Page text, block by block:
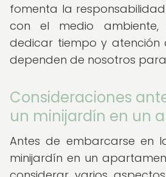
fomenta la
con el medio
dedicar tiempo y atención
dependen de nosotros
Consideraciones
un minijardín en un
Antes de embarcarse en
minijardín en un